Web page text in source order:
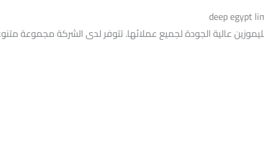
عالية الجودة لجميع عملائها. تتوفر لدى الشركة مجموعة